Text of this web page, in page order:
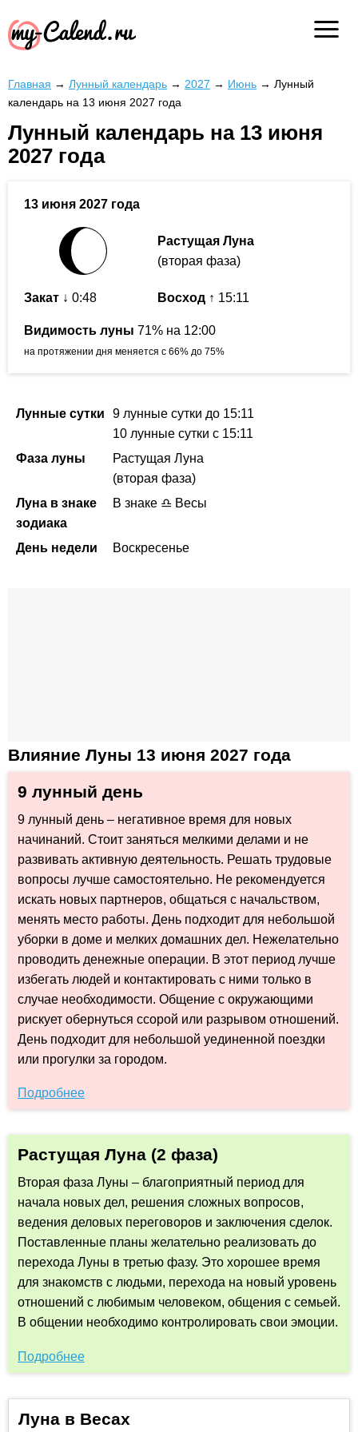
Главная → Лунный календарь → 2027 → Июнь → Лунный
календарь на 13 июня 2027 года
Лунный календарь на 13 июня
2027 года
13 июня 2027 года
Растущая Луна
(вторая фаза)
Закат ↓ 0:48 Восход ↑ 15:11
Видимость луны 71% на 12:00
на протяжении дня меняется с 66% до 75%
Лунные сутки 9 лунные сутки до 15:11
10 лунные сутки с 15:11
Фаза луны
Растущая Луна
(вторая фаза)
Луна в знаке
зодиака
В знаке ♎ Весы
День недели Воскресенье
Влияние Луны 13 июня 2027 года
9 лунный день
9 лунный день – негативное время для новых
начинаний. Стоит заняться мелкими делами и не
развивать активную деятельность. Решать трудовые
вопросы лучше самостоятельно. Не рекомендуется
искать новых партнеров, общаться с начальством,
менять место работы. День подходит для небольшой
уборки в доме и мелких домашних дел. Нежелательно
проводить денежные операции. В этот период лучше
избегать людей и контактировать с ними только в
случае необходимости. Общение с окружающими
рискует обернуться ссорой или разрывом отношений.
День подходит для небольшой уединенной поездки
или прогулки за городом.
Подробнее
Растущая Луна (2 фаза)
Вторая фаза Луны – благоприятный период для
начала новых дел, решения сложных вопросов,
ведения деловых переговоров и заключения сделок.
Поставленные планы желательно реализовать до
перехода Луны в третью фазу. Это хорошее время
для знакомств с людьми, перехода на новый уровень
отношений с любимым человеком, общения с семьей.
В общении необходимо контролировать свои эмоции.
Подробнее
Луна в Весах